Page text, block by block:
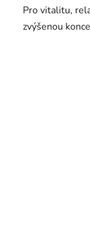
Pro vitalitu,
zvýšenou